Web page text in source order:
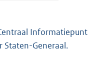
Informatiepunt
Staten-Generaal.